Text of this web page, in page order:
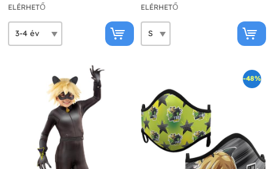
ELÉRHETŐ ELÉRHETŐ
-48%